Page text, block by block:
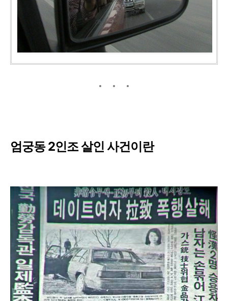
엄궁동 2인조 살인 사건이란